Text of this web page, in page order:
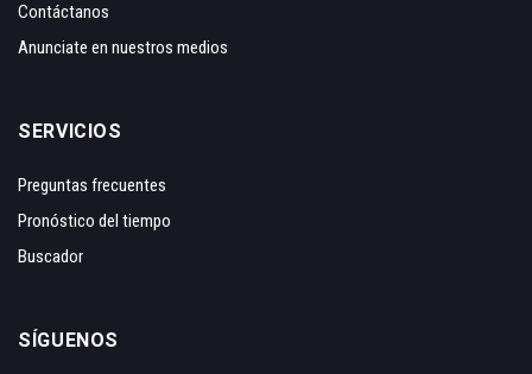
Contáctanos
Anunciate en nuestros medios
SERVICIOS
Preguntas frecuentes
Pronóstico del tiempo
Buscador
SÍGUENOS